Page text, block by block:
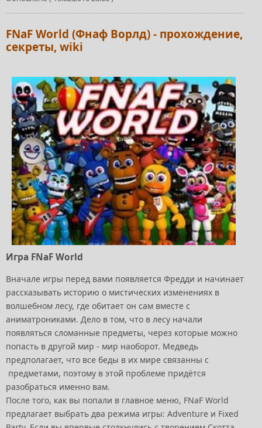
FNaF World (Фнаф Ворлд) - прохождение,
секреты, wiki
Игра FNaF World
Вначале игры перед вами появляется Фредди и начинает
рассказывать историю о мистических изменениях в
волшебном лесу, где обитает он сам вместе с
аниматрониками. Дело в том, что в лесу начали
появляться сломанные предметы, через которые можно
попасть в другой мир - мир наоборот. Медведь
предполагает, что все беды в их мире связанны с
предметами, поэтому в этой проблеме придётся
разобраться именно вам.
После того, как вы попали в главное меню, FNaF World
предлагает выбрать два режима игры: Adventure и Fixed